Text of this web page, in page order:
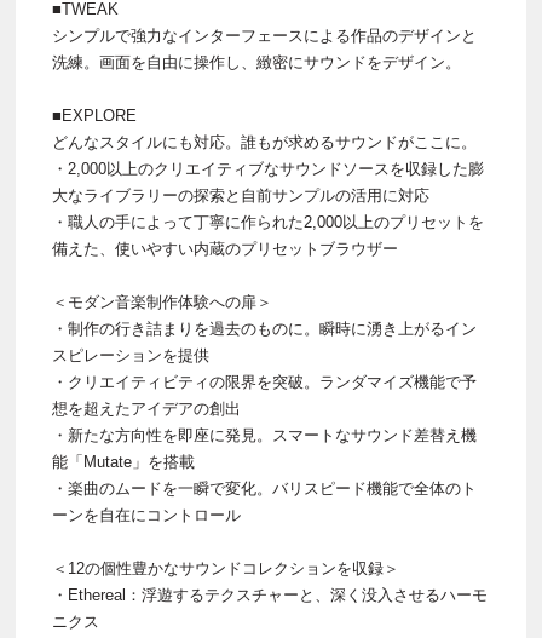
■TWEAK
シンプルで強力なインターフェースによる作品のデザインと
洗練。画面を自由に操作し、緻密にサウンドをデザイン。
■EXPLORE
どんなスタイルにも対応。誰もが求めるサウンドがここに。
・2,000以上のクリエイティブなサウンドソースを収録した膨
大なライブラリーの探索と自前サンプルの活用に対応
・職人の手によって丁寧に作られた2,000以上のプリセットを
備えた、使いやすい内蔵のプリセットブラウザー
＜モダン音楽制作体験への扉＞
・制作の行き詰まりを過去のものに。瞬時に湧き上がるイン
スピレーションを提供
・クリエイティビティの限界を突破。ランダマイズ機能で予
想を超えたアイデアの創出
・新たな方向性を即座に発見。スマートなサウンド差替え機
能「Mutate」を搭載
・楽曲のムードを一瞬で変化。バリスピード機能で全体のト
ーンを自在にコントロール
＜12の個性豊かなサウンドコレクションを収録＞
・Ethereal：浮遊するテクスチャーと、深く没入させるハーモ
ニクス